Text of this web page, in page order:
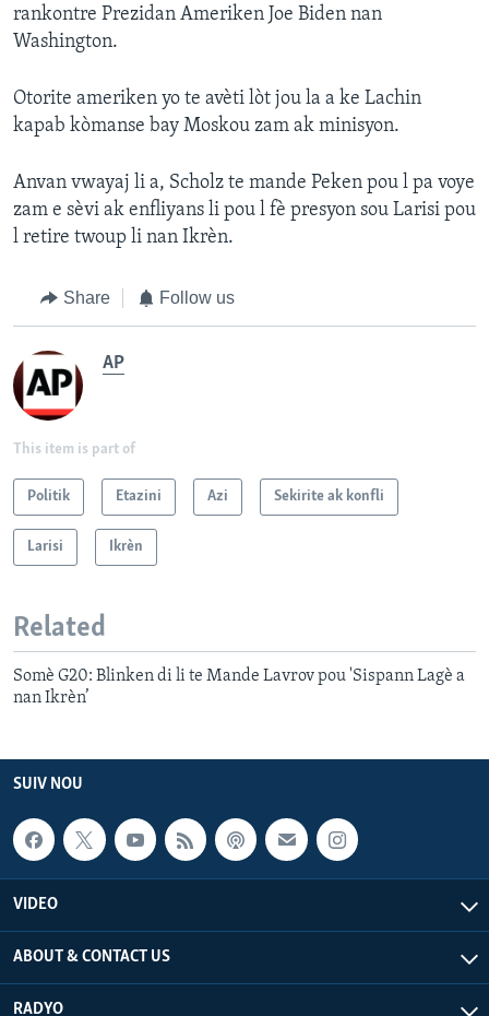
rankontre Prezidan Ameriken Joe Biden nan
Washington.
Otorite ameriken yo te avèti lòt jou la a ke Lachin
kapab kòmanse bay Moskou zam ak minisyon.
Anvan vwayaj li a, Scholz te mande Peken pou l pa voye
zam e sèvi ak enfliyans li pou l fè presyon sou Larisi pou
l retire twoup li nan Ikrèn.
Share Follow us
AP
This item is part of
Politik Etazini Azi Sekirite ak konfli
Larisi Ikrèn
Related
Somè G20: Blinken di li te Mande Lavrov pou 'Sispann Lagè a
nan Ikrèn’
SUIV NOU
VIDEO
ABOUT & CONTACT US
RADYO